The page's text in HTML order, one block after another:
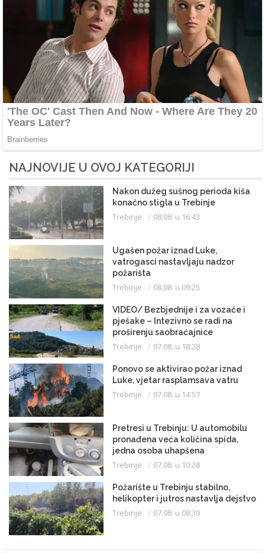
NAJNOVIJE U OVOJ KATEGORIJI
Nakon dužeg sušnog perioda kiša
konačno stigla u Trebinje
Trebinje 08.08. u 16:43
Ugašen požar iznad Luke,
vatrogasci nastavljaju nadzor
požarišta
Trebinje 08.08. u 09:25
VIDEO/ Bezbjednije i za vozače i
pješake – Intezivno se radi na
proširenju saobraćajnice
Trebinje 07.08. u 18:28
Ponovo se aktivirao požar iznad
Luke, vjetar rasplamsava vatru
Trebinje 07.08. u 14:57
Pretresi u Trebinju: U automobilu
pronađena veća količina spida,
jedna osoba uhapšena
Trebinje 07.08. u 10:28
Požarište u Trebinju stabilno,
helikopter i jutros nastavlja dejstvo
Trebinje 07.08. u 08:39